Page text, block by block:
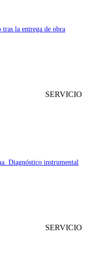
tras la entrega de obra
SERVICIO
Diagnóstico instrumental
SERVICIO